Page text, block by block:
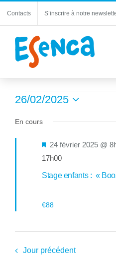
Contacts S’inscrire à notre
Évènements
for
26
février
2025
26/02/2025
une
En cours
Stage enfants : «
Mis
en
24 février 2025 @
17h00
€88
Jour précédent